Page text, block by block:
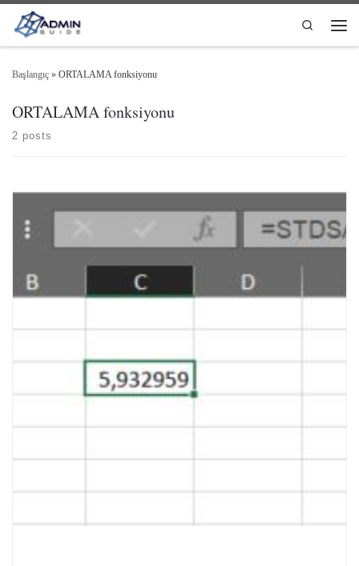
Skip to content
Search
Başlangıç » ORTALAMA fonksiyonu
ORTALAMA fonksiyonu
2 posts